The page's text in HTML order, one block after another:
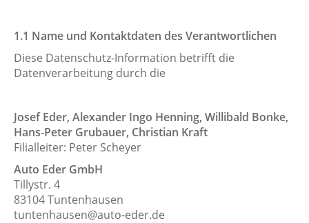
1.1 Name und Kontaktdaten des Verantwortlichen
Diese Datenschutz-Information betrifft die
Datenverarbeitung durch die
Josef Eder, Alexander Ingo Henning, Willibald Bonke,
Hans-Peter Grubauer, Christian Kraft
Filialleiter: Peter Scheyer
Auto Eder GmbH
Tillystr. 4
83104 Tuntenhausen
tuntenhausen@auto-eder.de